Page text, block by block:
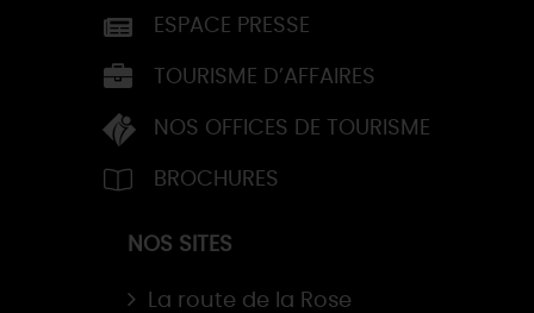
ESPACE PRESSE
TOURISME D’AFFAIRES
NOS OFFICES DE TOURISME
BROCHURES
NOS SITES
La route de la Rose